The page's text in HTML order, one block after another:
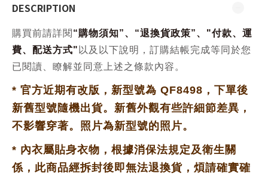
DESCRIPTION
購買前請詳閱 “購物須知”、“退換貨政策”、 "付款、運
費、配送方式" 以及以下說明，訂購結帳完成等同於您
已閱讀、瞭解並同意上述之條款內容。
* 官方近期有改版，新型號為 QF8498，下單後
新舊型號隨機出貨。新舊外觀有些許細節差異，
不影響穿著。照片為新型號的照片。
* 內衣屬貼身衣物，根據消保法規定及衛生關
係，此商品經拆封後即無法退換貨， 煩請確實確